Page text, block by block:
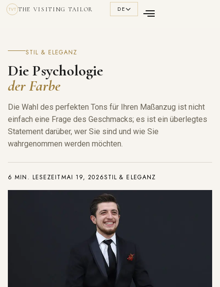
TVT THE VISITING TAILOR DE
STIL & ELEGANZ
Die Psychologie
der Farbe
Die Wahl des perfekten Tons für Ihren Maßanzug ist nicht
einfach eine Frage des Geschmacks; es ist ein überlegtes
Statement darüber, wer Sie sind und wie Sie
wahrgenommen werden möchten.
6 MIN. LESEZEITMAI 19, 2026STIL & ELEGANZ